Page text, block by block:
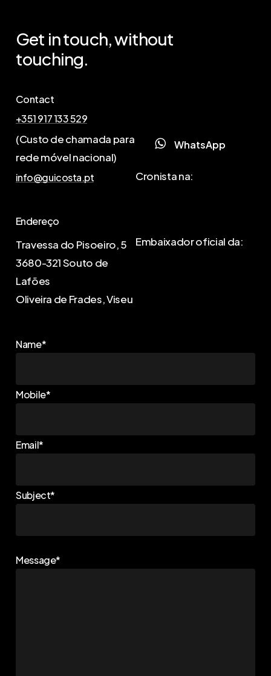
Get intouch,without
touching.
Contact
+351 917 133 529
(Custo de chamada para
rede móvel nacional)
info@guicosta.pt
Endereço
Travessa do Pisoeiro, 5
3680-321 Souto de
Lafões
Oliveira de Frades, Viseu
WhatsApp
Cronista na:
Embaixador oficial da:
Name*
Mobile*
Email*
Subject*
Message*